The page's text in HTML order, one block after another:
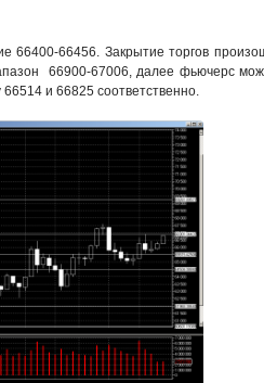
66400-66456. Закрытие торгов
66900-67006, далее фьючерс
и 66825 соответственно.